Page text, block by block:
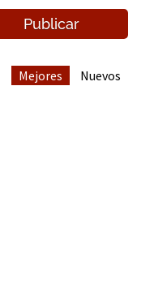
Mejores Nuevos